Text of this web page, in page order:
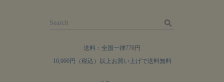
送料：全国一律770円
10,000円（税込）以上お買い上げで送料無料